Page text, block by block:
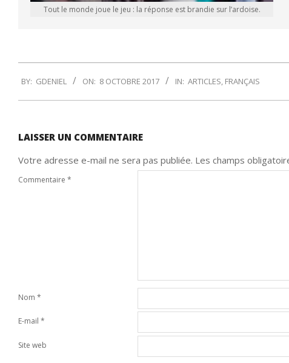
Tout le monde joue le jeu : la réponse est brandie sur l’ardoise.
10-
08
BY: GDENIEL ON: 8 OCTOBRE 2017 IN: ARTICLES, FRANÇAIS
LAISSER UN COMMENTAIRE
Votre adresse e-mail ne sera pas publiée. Les champs
Commentaire *
Nom *
E-mail *
Site web